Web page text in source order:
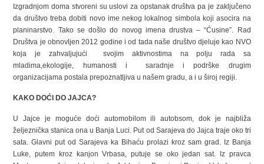
Izgradnjom doma stvoreni su uslovi za opstanak društva pa je zaključeno
da društvo treba dobiti novo ime nekog lokalnog simbola koji asocira na
planinarstvo. Tako se došlo do novog imena drustva – “Ćusine”. Rad
Društva je obnovljen 2012 godine i od tada naše društvo djeluje kao NVO
koja je zahvaljujući svojim aktivnostima na polju rada sa
mladima,ekologije, humanosti i saradnje i podrške drugim
organizacijama postala prepoznatljiva u našem gradu, a i u široj regiji.
KAKO DOĆI DO JAJCA?
U Jajce je moguće doći automobilom ili autobsom, dok je najbliža
željeznička stanica ona u Banja Luci. Put od Sarajeva do Jajca traje oko tri
sata. Glavni put od Sarajeva ka Bihaću prolazi kroz sam grad. Iz Banja
Luke, putem kroz kanjon Vrbasa, putuje se oko jedan sat. Iz pravca